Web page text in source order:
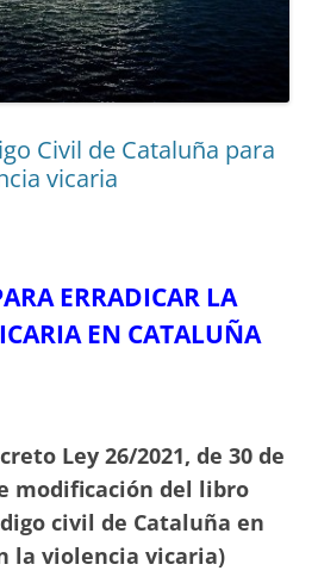
Civil de Cataluña para
vicaria
ERRADICAR LA
EN CATALUÑA
Ley 26/2021, de 30 de
modificación del libro
civil de Cataluña en
la violencia vicaria)